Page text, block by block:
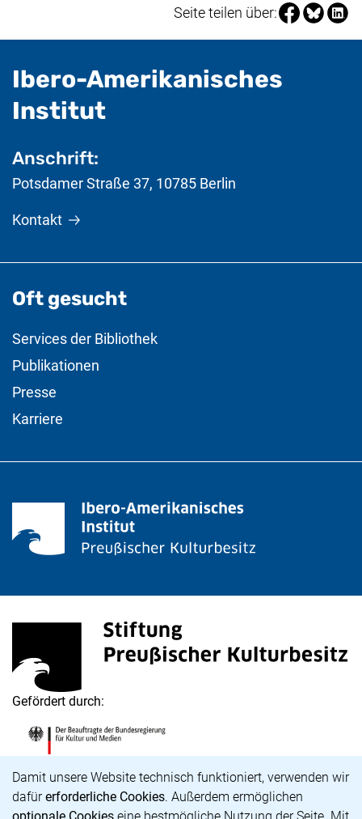
Damit unsere Website technisch funktioniert, verwenden wir
dafürerforderliche Cookies. Außerdem ermöglichen
Seite teilen über:Seite über
Seite
Ibero-Amerikanisches
Institut- nützliche
Anschrift:
Potsdamer Straße 37, 10785 Berlin
Kontakt
Oft gesucht
Services der Bibliothek
Publikationen
Presse
Karriere
Stiftung Preußischer Kulturbesitz
(externer Link, öffnet neues Fenster)
Gefördert durch: